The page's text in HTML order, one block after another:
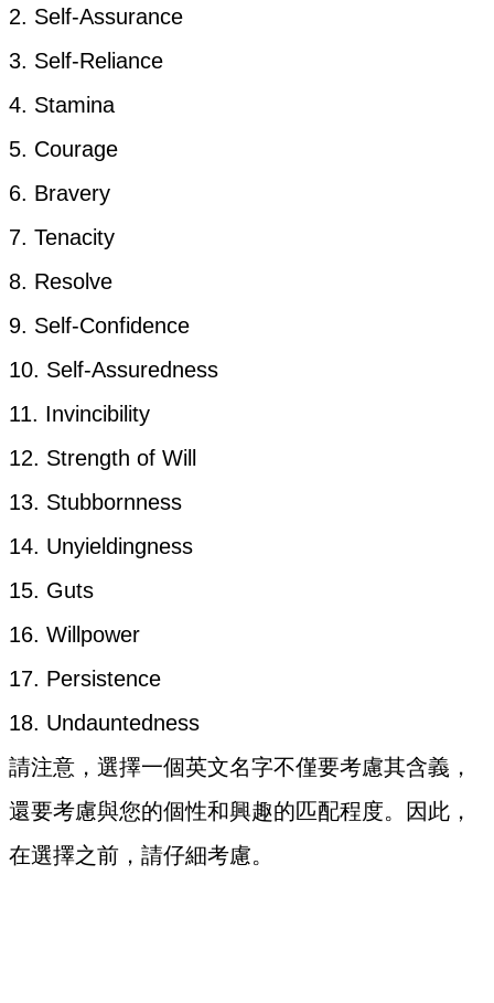
2. Self-Assurance
3. Self-Reliance
4. Stamina
5. Courage
6. Bravery
7. Tenacity
8. Resolve
9. Self-Confidence
10. Self-Assuredness
11. Invincibility
12. Strength of Will
13. Stubbornness
14. Unyieldingness
15. Guts
16. Willpower
17. Persistence
18. Undauntedness
請注意，選擇一個英文名字不僅要考慮其含義，
還要考慮與您的個性和興趣的匹配程度。因此，
在選擇之前，請仔細考慮。